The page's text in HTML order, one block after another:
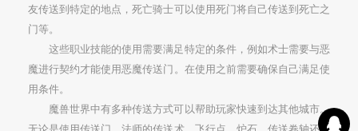
友传送到特定的地点，死亡骑士可以使用死门将自己传送到死亡之
门等。
这些职业技能的使用需要满足特定的条件，例如术士需要与恶
魔进行契约才能使用恶魔传送门。在使用之前需要确保自己满足使
用条件。
魔兽世界中有多种传送方式可以帮助玩家快速到达其他城市。